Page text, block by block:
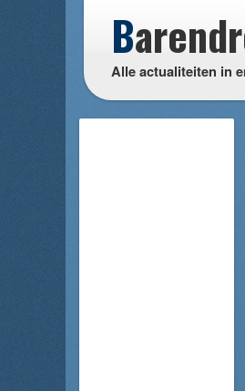
B
Alle actualiteiten in